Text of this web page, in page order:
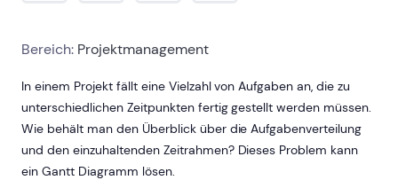
Bereich: Projektmanagement
In einem Projekt fällt eine Vielzahl von Aufgaben an, die zu
unterschiedlichen Zeitpunkten fertig gestellt werden müssen.
Wie behält man den Überblick über die Aufgabenverteilung
und den einzuhaltenden Zeitrahmen? Dieses Problem kann
ein Gantt Diagramm lösen.